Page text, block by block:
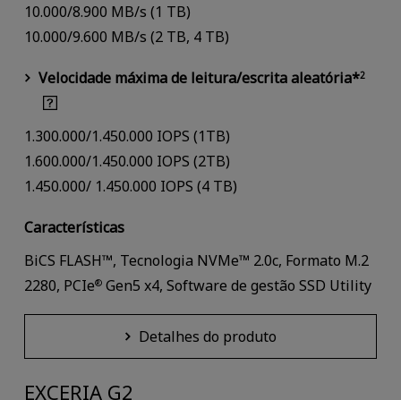
10.000/8.900 MB/s (1 TB)
10.000/9.600 MB/s (2 TB, 4 TB)
Velocidade máxima de leitura/escrita aleatória*2
1.300.000/1.450.000 IOPS (1TB)
1.600.000/1.450.000 IOPS (2TB)
1.450.000/ 1.450.000 IOPS (4 TB)
Características
BiCS FLASH™, Tecnologia NVMe™ 2.0c, Formato M.2
2280, PCIe®Gen5 x4, Software de gestão SSD Utility
Detalhes do produto
EXCERIA G2